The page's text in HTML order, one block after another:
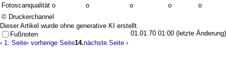
Fotoscanqualität o o o o
o
© Druckerchannel
Dieser Artikel wurde ohne generative KI erstellt.
01.01.70 01:00 (letzte Änderung)
Fußnoten
‹ 1. Seite‹ vorherige Seite14.nächste Seite ›